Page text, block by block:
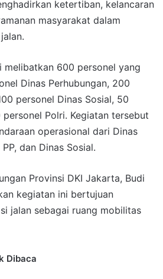
ketertiban, kelancaran
masyarakat dalam
melibatkan 600 personel yang
Dinas Perhubungan, 200
personel Dinas Sosial, 50
Polri. Kegiatan tersebut
operasional dari Dinas
dan Dinas Sosial.
Provinsi DKI Jakarta, Budi
kegiatan ini bertujuan
jalan sebagai ruang mobilitas
Dibaca